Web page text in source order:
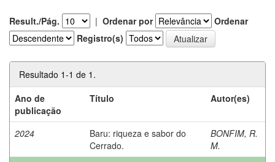
Result./Pág. | Ordenar por
Ordenar
Registro(s)
Resultado 1-1 de 1.
Ano de
publicação
Título Autor(es)
2024
Baru: riqueza e sabor do
Cerrado.
BONFIM, R.
M.